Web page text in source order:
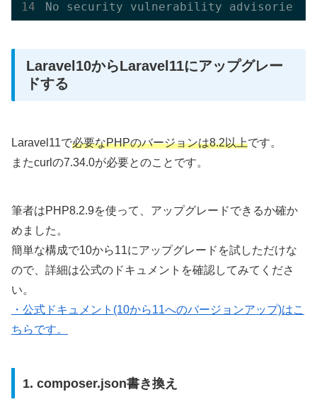
Laravel10からLaravel11にアップグレー
ドする
Laravel11で必要なPHPのバージョンは8.2以上です。
またcurlの7.34.0が必要とのことです。
筆者はPHP8.2.9を使って、アップグレードできるか確か
めました。
簡単な構成で10から11にアップグレードを試しただけな
ので、詳細は公式のドキュメントを確認してみてくださ
い。
・公式ドキュメント(10から11へのバージョンアップ)はこ
ちらです。
1. composer.json書き換え